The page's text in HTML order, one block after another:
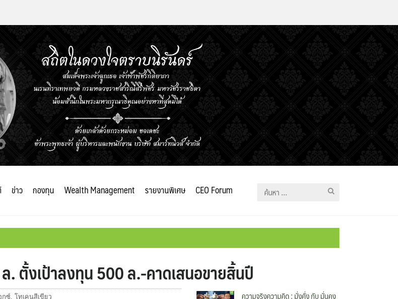
ข่าว กองทุน Wealth Management รายงานพิเศษ CEO Forum
ค้นหา
. ตั้งเป้าลงทุน 500 ล.-คาดเสนอขายสิ้นปี
กซ์, โทเคนสีเขียว ความจริงความคิด : มั่งคั่ง กับ มั่นคง